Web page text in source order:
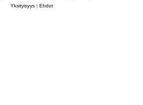
Yksityisyys | Ehdot